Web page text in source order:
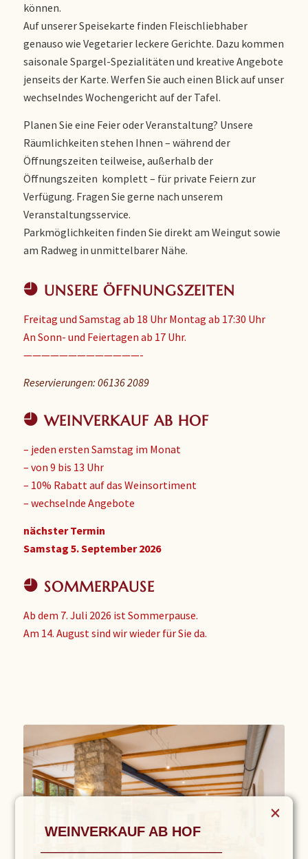
können.
Auf unserer Speisekarte finden Fleischliebhaber
genauso wie Vegetarier leckere Gerichte. Dazu kommen
saisonale Spargel-Spezialitäten und kreative Angebote
jenseits der Karte. Werfen Sie auch einen Blick auf unser
wechselndes Wochengericht auf der Tafel.
Planen Sie eine Feier oder Veranstaltung? Unsere
Räumlichkeiten stehen Ihnen – während der
Öffnungszeiten teilweise, außerhalb der
Öffnungszeiten komplett – für private Feiern zur
Verfügung. Fragen Sie gerne nach unserem
Veranstaltungsservice.
Parkmöglichkeiten finden Sie direkt am Weingut sowie
am Radweg in unmittelbarer Nähe.
UNSERE ÖFFNUNGSZEITEN
Freitag und Samstag ab 18 Uhr Montag ab 17:30 Uhr
An Sonn- und Feiertagen ab 17 Uhr.
—————————————-
Reservierungen: 06136 2089
WEINVERKAUF AB HOF
– jeden ersten Samstag im Monat
– von 9 bis 13 Uhr
– 10% Rabatt auf das Weinsortiment
– wechselnde Angebote
nächster Termin
Samstag 5. September 2026
SOMMERPAUSE
Ab dem 7. Juli 2026 ist Sommerpause.
Am 14. August sind wir wieder für Sie da.
WEINVERKAUF AB HOF
––––––––––––––––––––––––
×